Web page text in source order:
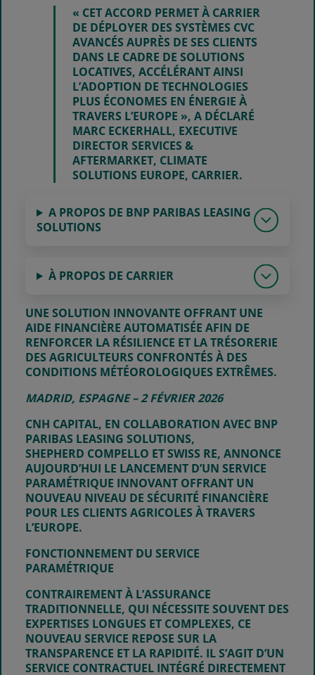
« CET ACCORD PERMET À CARRIER
DE DÉPLOYER DES SYSTÈMES CVC
AVANCÉS AUPRÈS DE SES CLIENTS
DANS LE CADRE DE SOLUTIONS
LOCATIVES, ACCÉLÉRANT AINSI
L’ADOPTION DE TECHNOLOGIES
PLUS ÉCONOMES EN ÉNERGIE À
TRAVERS L’EUROPE », A DÉCLARÉ
MARC ECKERHALL, EXECUTIVE
DIRECTOR SERVICES &
AFTERMARKET, CLIMATE
SOLUTIONS EUROPE, CARRIER.
A PROPOS DE BNP PARIBAS LEASING
SOLUTIONS
À PROPOS DE CARRIER
UNE SOLUTION INNOVANTE OFFRANT UNE
AIDE FINANCIÈRE AUTOMATISÉE AFIN DE
RENFORCER LA RÉSILIENCE ET LA TRÉSORERIE
DES AGRICULTEURS CONFRONTÉS À DES
CONDITIONS MÉTÉOROLOGIQUES EXTRÊMES.
MADRID, ESPAGNE – 2 FÉVRIER 2026
CNH CAPITAL, EN COLLABORATION AVEC BNP
PARIBAS LEASING SOLUTIONS,
SHEPHERD COMPELLO ET SWISS RE, ANNONCE
AUJOURD’HUI LE LANCEMENT D’UN SERVICE
PARAMÉTRIQUE INNOVANT OFFRANT UN
NOUVEAU NIVEAU DE SÉCURITÉ FINANCIÈRE
POUR LES CLIENTS AGRICOLES À TRAVERS
L’EUROPE.
FONCTIONNEMENT DU SERVICE
PARAMÉTRIQUE
CONTRAIREMENT À L’ASSURANCE
TRADITIONNELLE, QUI NÉCESSITE SOUVENT DES
EXPERTISES LONGUES ET COMPLEXES, CE
NOUVEAU SERVICE REPOSE SUR LA
TRANSPARENCE ET LA RAPIDITÉ. IL S’AGIT D’UN
SERVICE CONTRACTUEL INTÉGRÉ DIRECTEMENT